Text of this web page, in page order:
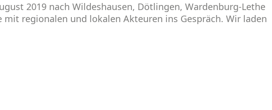
2019 nach Wildeshausen, Dötlingen, Wardenburg-Lethe
mit regionalen und lokalen Akteuren ins Gespräch. Wir laden